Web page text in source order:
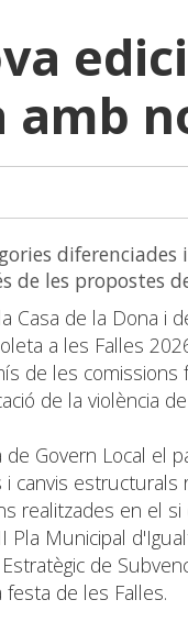
amb
diferenciades
de les propostes
Casa de la Dona i
a les Falles
de les comissions
de la violència
de Govern Local el
canvis estructurals
realitzades en el si
Pla Municipal
de
de les Falles.